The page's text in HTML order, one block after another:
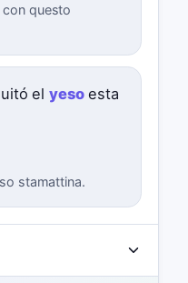
questo
elyesoesta
stamattina.